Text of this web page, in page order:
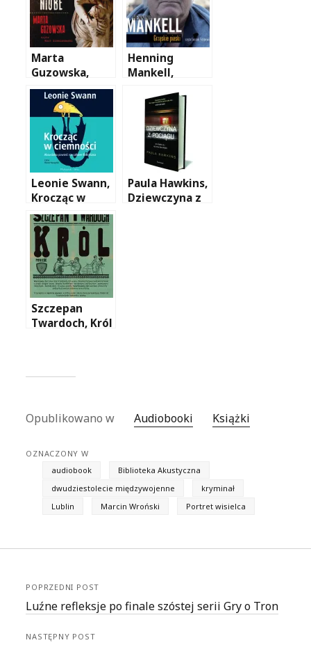
Marta
Guzowska,
Głowa Niobe
(audiobook
czytany przez
Rocha
Siemianowskie
go)
Henning
Mankell,
Leonie Swann,
Krocząc w
ciemności
(audiobook
czytany przez
Marcina
Popczyńskiego
)
Paula Hawkins,
Dziewczyna z
Szczepan
Twardoch, Król
Stuhra)
Opublikowano w Audiobooki Książki
OZNACZONY W
audiobook
Biblioteka Akustyczna
dwudziestolecie międzywojenne
kryminał
Lublin
Marcin Wroński Portret wisielca
POPRZEDNI POST
Luźne refleksje po finale szóstej serii Gry o Tron
NASTĘPNY POST